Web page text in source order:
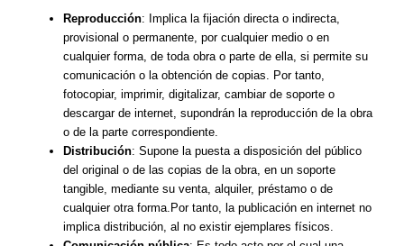
Reproducción: Implica la fijación directa o indirecta,
provisional o permanente, por cualquier medio o en
cualquier forma, de toda obra o parte de ella, si permite su
comunicación o la obtención de copias. Por tanto,
fotocopiar, imprimir, digitalizar, cambiar de soporte o
descargar de internet, supondrán la reproducción de la obra
o de la parte correspondiente.
Distribución: Supone la puesta a disposición del público
del original o de las copias de la obra, en un soporte
tangible, mediante su venta, alquiler, préstamo o de
cualquier otra forma.Por tanto, la publicación en internet no
implica distribución, al no existir ejemplares físicos.